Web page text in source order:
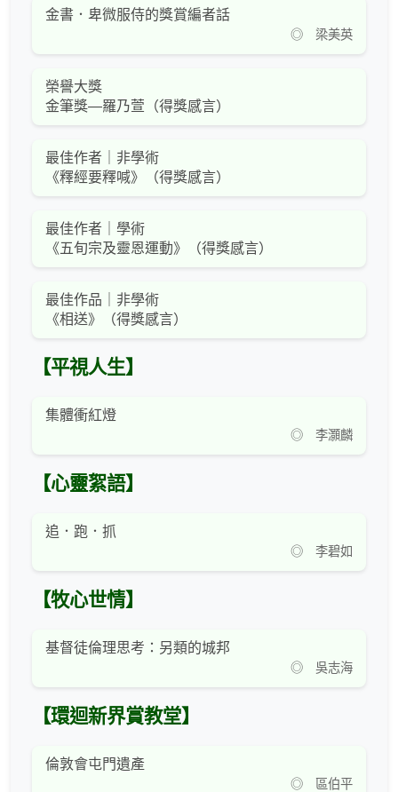
金書．卑微服侍的獎賞編者話
◎ 梁美英
榮譽大獎
金筆獎—羅乃萱（得獎感言）
最佳作者｜非學術
《釋經要釋喊》（得獎感言）
最佳作者｜學術
《五旬宗及靈恩運動》（得獎感言）
最佳作品｜非學術
《相送》（得獎感言）
【平視人生】
集體衝紅燈
◎ 李灝麟
【心靈絮語】
追．跑．抓
◎ 李碧如
【牧心世情】
基督徒倫理思考：另類的城邦
◎ 吳志海
【環迴新界賞教堂】
倫敦會屯門遺產
◎ 區伯平